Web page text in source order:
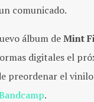
comunicado.
álbum deMint
digitales el
preordenar el
.